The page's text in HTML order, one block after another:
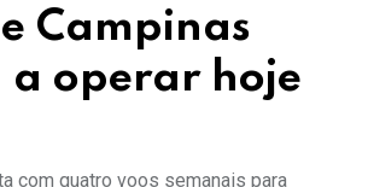
Campinas
a operar hoje
com quatro voos semanais para